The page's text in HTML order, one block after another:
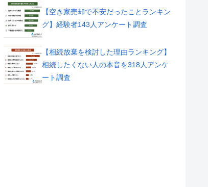
【空き家売却で不安だったことランキン
グ】経験者143人アンケート調査
【相続放棄を検討した理由ランキング】
相続したくない人の本音を318人アンケ
ート調査